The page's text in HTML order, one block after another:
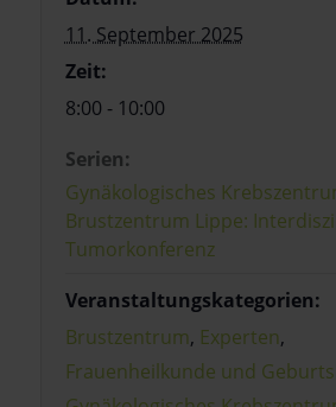
11. September 2025
Zeit:
8:00 - 10:00
Serien:
Gynäkologisches
Brustzentrum Lippe:
Tumorkonferenz
Veranstaltungskategorien:
Brustzentrum, Experten,
Frauenheilkunde und